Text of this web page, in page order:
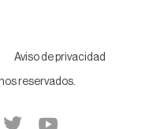
Aviso de privacidad
reservados.